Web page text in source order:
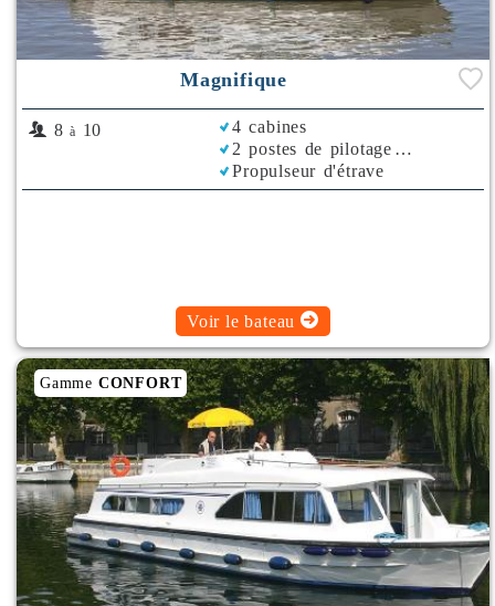
Magnifique
8 à 10
4 cabines
2 postes de pilotage
Propulseur d'étrave
Rafraichisseur d'Air
Voir le bateau
Gamme CONFORT